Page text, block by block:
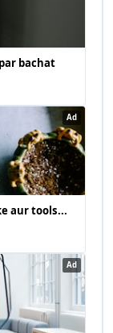
bachat
Ad
aur tools...
Ad